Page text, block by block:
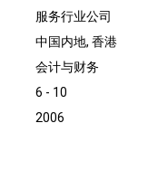
服务行业公司
中国内地, 香港
会计与财务
6 - 10
2006